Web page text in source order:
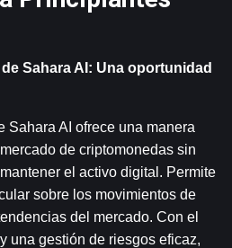
Sahara AI: Una oportunidad
Sahara AI ofrece una manera
de criptomonedas sin
el activo digital. Permite
sobre los movimientos de
del mercado. Con el
una gestión de riesgos eficaz,